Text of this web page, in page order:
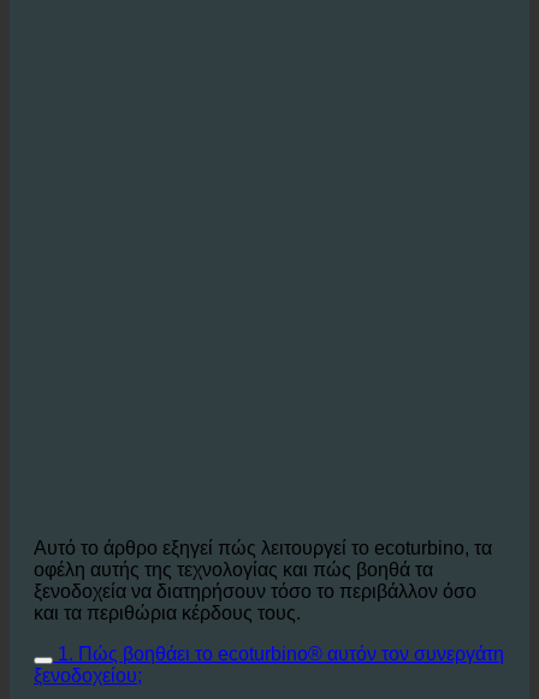
Αυτό το άρθρο εξηγεί πώς λειτουργεί το ecoturbino, τα
οφέλη αυτής της τεχνολογίας και πώς βοηθά τα
ξενοδοχεία να διατηρήσουν τόσο το περιβάλλον όσο
και τα περιθώρια κέρδους τους.